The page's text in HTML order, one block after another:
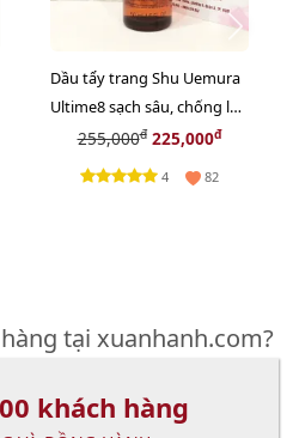
Dầu tẩy trang Shu Uemura
Ultime8 sạch sâu, chống lão
hóa cao cấp nhất - 50ml
255,000đ225,000đ
4 82
tại xuanhanh.com?
khách hàng